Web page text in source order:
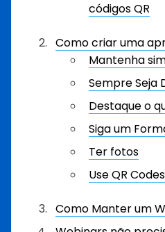
códigos QR
Como criar uma
Mantenha
Sempre Seja
Destaque o
Siga um
Ter fotos
Use QR Codes
Como Manter um